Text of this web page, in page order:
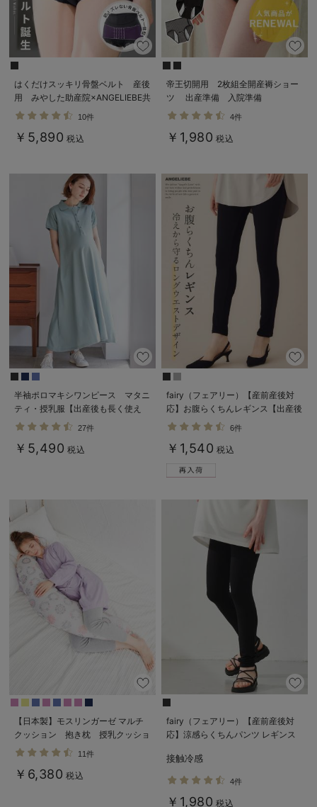
はくだけスッキリ骨盤ベルト 産後
用 みやした助産院×ANGELIEBE共
同開発 ガードルタイプ
10件
￥5,890 税込
帝王切開用 2枚組全開産褥ショー
ツ 出産準備 入院準備
4件
￥1,980 税込
半袖ポロマキシワンピース マタニ
ティ・授乳服【出産後も長く使え
る】
27件
￥5,490 税込
fairy（フェアリー）【産前産後対
応】お腹らくちんレギンス【出産後
も長く使える】
6件
￥1,540 税込
【日本製】モスリンガーゼ マルチ
クッション 抱き枕 授乳クッショ
ン
11件
￥6,380 税込
fairy（フェアリー）【産前産後対
応】涼感らくちんパンツ レギンス
接触冷感
4件
￥1,980 税込